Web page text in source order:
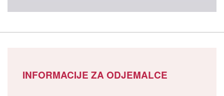
INFORMACIJE ZA ODJEMALCE